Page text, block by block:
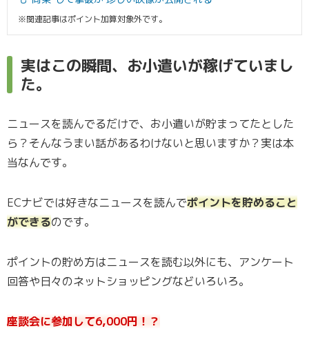
※関連記事はポイント加算対象外です。
実はこの瞬間、お小遣いが稼げていまし
た。
ニュースを読んでるだけで、お小遣いが貯まってたとした
ら？そんなうまい話があるわけないと思いますか？実は本
当なんです。
ECナビでは好きなニュースを読んでポイントを貯めること
ができるのです。
ポイントの貯め方はニュースを読む以外にも、アンケート
回答や日々のネットショッピングなどいろいろ。
座談会に参加して6,000円！？